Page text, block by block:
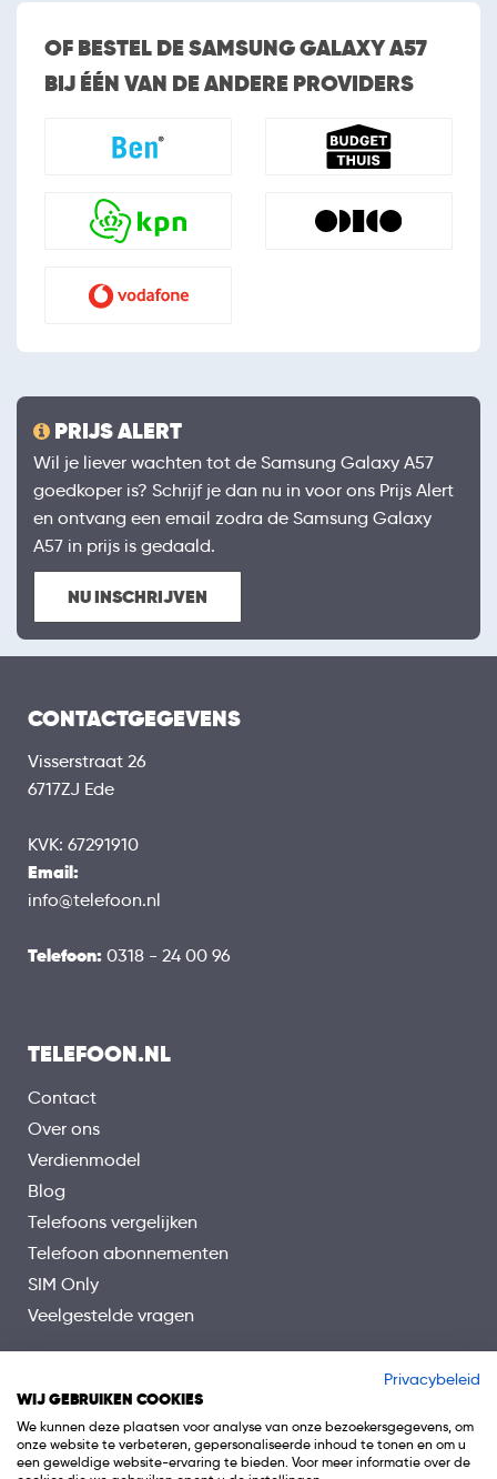
OF BESTEL DE SAMSUNG GALAXY A57
BIJ ÉÉN VAN DE ANDERE PROVIDERS
PRIJS ALERT
Wil je liever wachten tot de Samsung Galaxy A57
goedkoper is? Schrijf je dan nu in voor ons Prijs Alert
en ontvang een email zodra de Samsung Galaxy
A57 in prijs is gedaald.
NU INSCHRIJVEN
CONTACTGEGEVENS
Visserstraat 26
6717ZJ Ede
KVK: 67291910
Email:
info@telefoon.nl
Telefoon: 0318 - 24 00 96
TELEFOON.NL
Contact
Over ons
Verdienmodel
Blog
Telefoons vergelijken
Telefoon abonnementen
SIM Only
Veelgestelde vragen
Privacybeleid
WIJ GEBRUIKEN COOKIES
We kunnen deze plaatsen voor analyse van onze bezoekersgegevens, om
onze website te verbeteren, gepersonaliseerde inhoud te tonen en om u
een geweldige website-ervaring te bieden. Voor meer informatie over de